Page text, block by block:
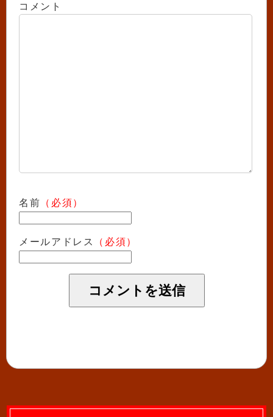
コメント
名前 （必須）
メールアドレス （必須）